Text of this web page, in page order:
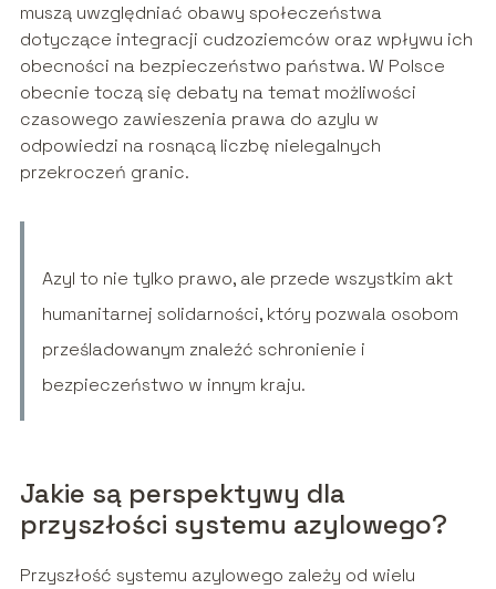
muszą uwzględniać obawy społeczeństwa
dotyczące integracji cudzoziemców oraz wpływu ich
obecności na bezpieczeństwo państwa. W Polsce
obecnie toczą się debaty na temat możliwości
czasowego zawieszenia prawa do azylu w
odpowiedzi na rosnącą liczbę nielegalnych
przekroczeń granic.
Azyl to nie tylko prawo, ale przede wszystkim akt
humanitarnej solidarności, który pozwala osobom
prześladowanym znaleźć schronienie i
bezpieczeństwo w innym kraju.
Jakie są perspektywy dla
przyszłości systemu azylowego?
Przyszłość systemu azylowego zależy od wielu